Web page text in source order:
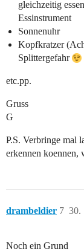
gleichzeitig
Essinstrument
Sonnenuhr
Kopfkratzer
Splittergefahr
etc.pp.
Gruss
G
P.S. Verbringe mal
erkennen koennen,
drambeldier 30.
7
Noch ein Grund